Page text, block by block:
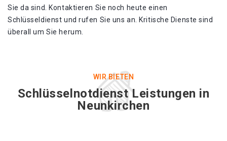
Sie da sind. Kontaktieren Sie noch heute einen
Schlüsseldienst und rufen Sie uns an. Kritische Dienste sind
überall um Sie herum.
WIR BIETEN
Schlüsselnotdienst Leistungen in
Neunkirchen